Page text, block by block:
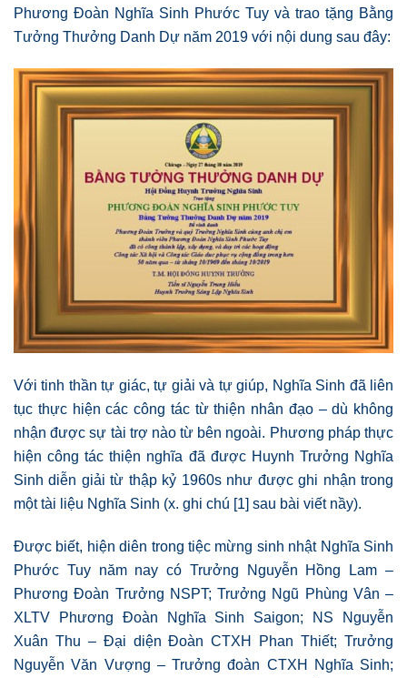
Phương Đoàn Nghĩa Sinh Phước Tuy và trao tặng Bằng
Tưởng Thưởng Danh Dự năm 2019 với nội dung sau đây:
Với tinh thần tự giác, tự giải và tự giúp, Nghĩa Sinh đã liên
tục thực hiện các công tác từ thiện nhân đạo – dù không
nhận được sự tài trợ nào từ bên ngoài. Phương pháp thực
hiện công tác thiện nghĩa đã được Huynh Trưởng Nghĩa
Sinh diễn giải từ thập kỷ 1960s như được ghi nhận trong
một tài liệu Nghĩa Sinh (x. ghi chú [1] sau bài viết nầy).
Được biết, hiện diên trong tiệc mừng sinh nhật Nghĩa Sinh
Phước Tuy năm nay có Trưởng Nguyễn Hồng Lam –
Phương Đoàn Trưởng NSPT; Trưởng Ngũ Phùng Vân –
XLTV Phương Đoàn Nghĩa Sinh Saigon; NS Nguyễn
Xuân Thu – Đại diện Đoàn CTXH Phan Thiết; Trưởng
Nguyễn Văn Vượng – Trưởng đoàn CTXH Nghĩa Sinh;